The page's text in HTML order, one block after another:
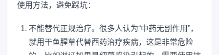
使用方法，避免踩坑：
不能替代正规治疗。很多人认为“中药无副作用”，
就用干鱼腥草代替西药治疗疾病，这是非常危险